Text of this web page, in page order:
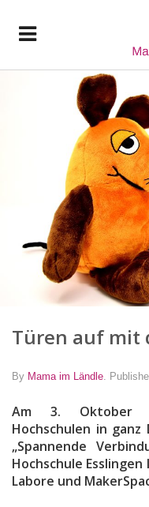
Türen auf mit
By Mama im Ländle
Am 3. Oktober
Hochschulen in
„Spannende
Hochschule
Labore und